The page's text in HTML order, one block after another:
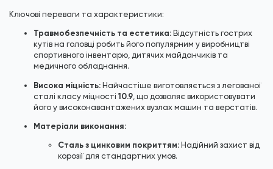
Ключові переваги та характеристики:
Травмобезпечність та естетика: Відсутність гострих
кутів на головці робить його популярним у виробництві
спортивного інвентарю, дитячих майданчиків та
медичного обладнання.
Висока міцність: Найчастіше виготовляється з легованої
сталі класу міцності 10.9 , що дозволяє використовувати
його у високонавантажених вузлах машин та верстатів.
Матеріали виконання:
Сталь з цинковим покриттям: Надійний захист від
корозії для стандартних умов.